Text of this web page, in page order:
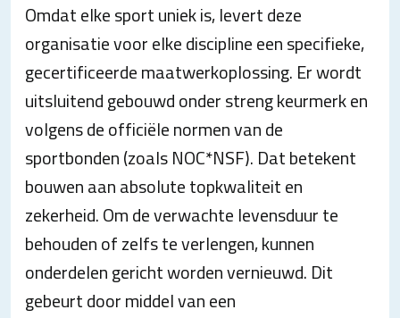
Omdat elke sport uniek is, levert deze
organisatie voor elke discipline een specifieke,
gecertificeerde maatwerkoplossing. Er wordt
uitsluitend gebouwd onder streng keurmerk en
volgens de officiële normen van de
sportbonden (zoals NOC*NSF). Dat betekent
bouwen aan absolute topkwaliteit en
zekerheid. Om de verwachte levensduur te
behouden of zelfs te verlengen, kunnen
onderdelen gericht worden vernieuwd. Dit
gebeurt door middel van een